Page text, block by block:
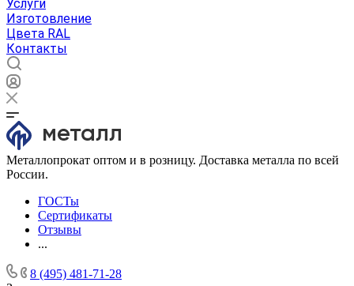
Услуги
Изготовление
Цвета RAL
Контакты
Металлопрокат оптом и в розницу. Доставка металла по всей
России.
ГОСТы
Сертификаты
Отзывы
...
8 (495) 481-71-28